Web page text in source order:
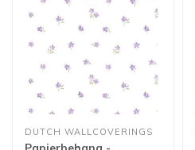
DUTCH WALLCOVERINGS